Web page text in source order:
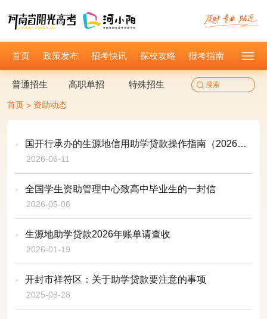
首页 政策发布 招考快讯 探校攻略 报考指南
普通招生 高职单招 特殊招生
首页 > 资助动态
国开行承办的生源地信用助学贷款操作指南（2026版）
2026-06-11
全国学生资助管理中心致高中毕业生的一封信
2026-05-06
生源地助学贷款2026年账单请查收
2026-01-19
开封市祥符区：关于助学贷款要注意的事项
2025-08-28